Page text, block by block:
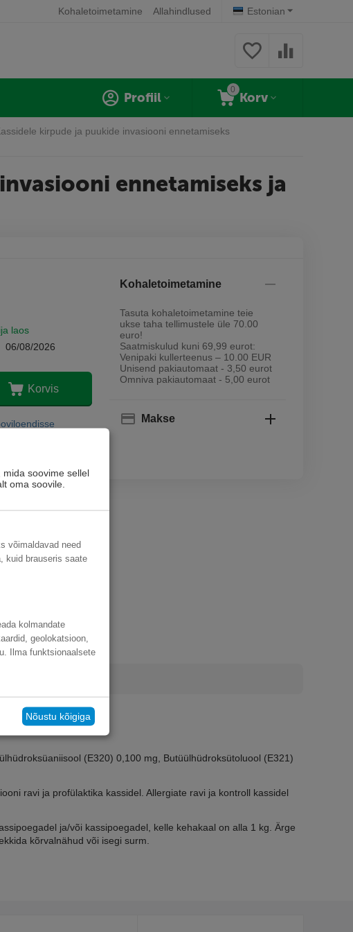
Estonian
Kohaletoimetamine Allahindlused
0
Korv
Profiil
kirpude ja puukide invasiooni ennetamiseks
ennetamiseks ja
laos
06/08/2026
Korvis
Kohaletoimetamine
Tasuta kohaletoimetamine teie
ukse taha tellimustele üle 70.00
euro!
Saatmiskulud kuni 69,99 eurot:
Venipaki kullerteenus – 10.00 EUR
Unisend pakiautomaat - 3,50 eurot
Omniva pakiautomaat - 5,00 eurot
Makse
(E320) 0,100 mg, Butüülhüdroksütoluool (E321)
ravi ja profülaktika kassidel. Allergiate ravi ja kontroll kassidel
ja/või kassipoegadel, kelle kehakaal on alla 1 kg. Ärge
kõrvalnähud või isegi surm.
soovime sellel
oma soovile.
võimaldavad need
kuid brauseris saate
kolmandate
geolokatsioon,
Ilma funktsionaalsete
Nõustu kõigiga